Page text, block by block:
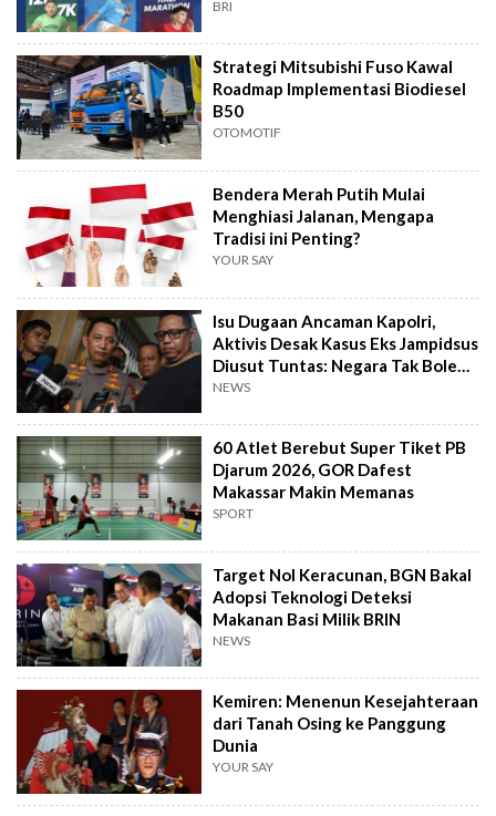
BRI
Strategi Mitsubishi Fuso Kawal
Roadmap Implementasi Biodiesel
B50
OTOMOTIF
Bendera Merah Putih Mulai
Menghiasi Jalanan, Mengapa
Tradisi ini Penting?
YOUR SAY
Isu Dugaan Ancaman Kapolri,
Aktivis Desak Kasus Eks Jampidsus
Diusut Tuntas: Negara Tak Boleh
Kalah
NEWS
60 Atlet Berebut Super Tiket PB
Djarum 2026, GOR Dafest
Makassar Makin Memanas
SPORT
Target Nol Keracunan, BGN Bakal
Adopsi Teknologi Deteksi
Makanan Basi Milik BRIN
NEWS
Kemiren: Menenun Kesejahteraan
dari Tanah Osing ke Panggung
Dunia
YOUR SAY